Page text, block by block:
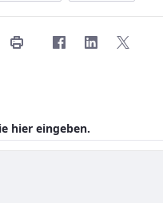
durchschnittliche
hier eingeben.